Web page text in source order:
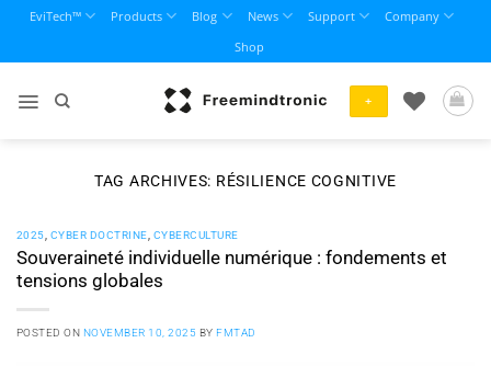
content
EviTech™ Products Blog News Support
Company
Shop
+
TAG ARCHIVES: RÉSILIENCE COGNITIVE
2025 CYBER DOCTRINE CYBERCULTURE
Souveraineté individuelle numérique : fondements et
tensions globales
POSTED ON NOVEMBER 10, 2025 BYFMTAD